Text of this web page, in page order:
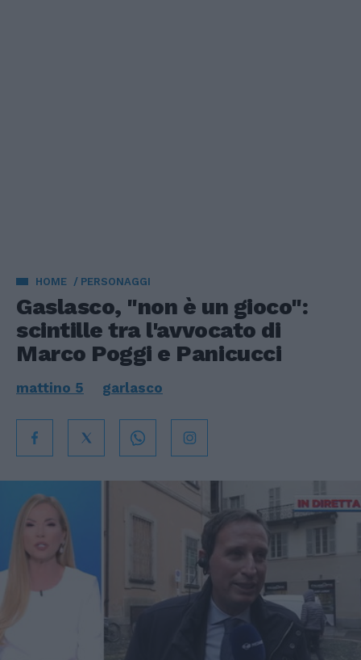
HOME PERSONAGGI
Gaslasco, "non è un gioco":
scintille tra l'avvocato di
Marco Poggi e Panicucci
mattino 5 garlasco